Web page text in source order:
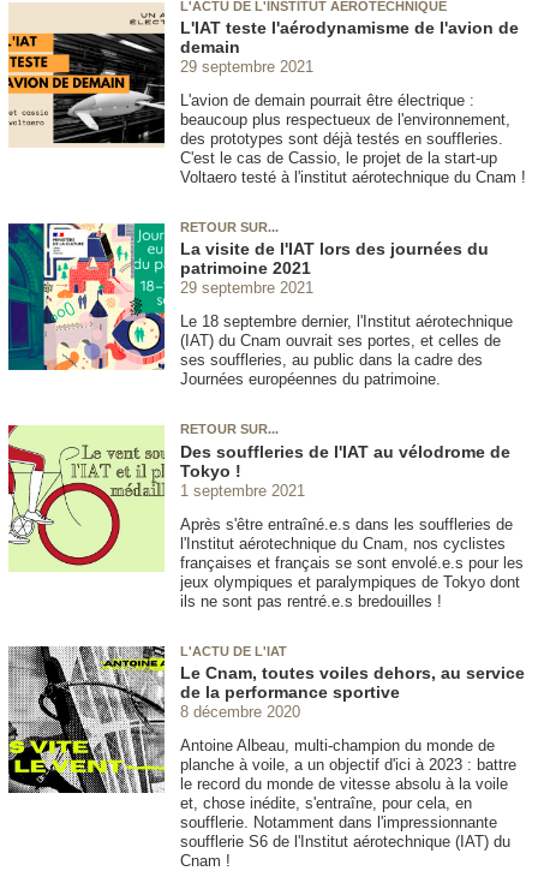
L'ACTU DE L'INSTITUT AÉROTECHNIQUE
L'IAT teste l'aérodynamisme de l'avion de
demain
29 septembre 2021
L'avion de demain pourrait être électrique :
beaucoup plus respectueux de l'environnement,
des prototypes sont déjà testés en souffleries.
C'est le cas de Cassio, le projet de la start-up
Voltaero testé à l'institut aérotechnique du Cnam !
RETOUR SUR...
La visite de l'IAT lors des journées du
patrimoine 2021
29 septembre 2021
Le 18 septembre dernier, l'Institut aérotechnique
(IAT) du Cnam ouvrait ses portes, et celles de
ses souffleries, au public dans la cadre des
Journées européennes du patrimoine.
RETOUR SUR...
Des souffleries de l'IAT au vélodrome de
Tokyo !
1 septembre 2021
Après s'être entraîné.e.s dans les souffleries de
l'Institut aérotechnique du Cnam, nos cyclistes
françaises et français se sont envolé.e.s pour les
jeux olympiques et paralympiques de Tokyo dont
ils ne sont pas rentré.e.s bredouilles !
L'ACTU DE L'IAT
Le Cnam, toutes voiles dehors, au service
de la performance sportive
8 décembre 2020
Antoine Albeau, multi-champion du monde de
planche à voile, a un objectif d'ici à 2023 : battre
le record du monde de vitesse absolu à la voile
et, chose inédite, s'entraîne, pour cela, en
soufflerie. Notamment dans l'impressionnante
soufflerie S6 de l'Institut aérotechnique (IAT) du
Cnam !